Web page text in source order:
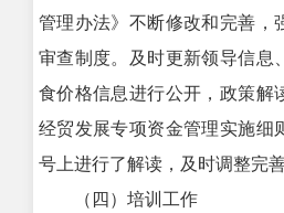
管理办法》不断修改和完善，
审查制度。及时更新领导信息
食价格信息进行公开，政策解
经贸发展专项资金管理实施细
号上进行了解读，及时调整完
（四）培训工作